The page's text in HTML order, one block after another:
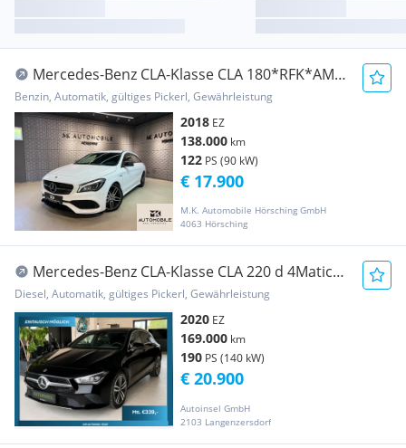
Mercedes-Benz CLA-Klasse CLA 180*RFK*AMG
LINE*ALCANTARA*AMBIENTE*NAVI*HA...
Benzin, Automatik, gültiges Pickerl, Gewährleistung
2018 EZ
138.000 km
122 PS (90 kW)
M.K. Automobile Hörsching GmbH
4063 Hörsching
€ 17.900
Mercedes-Benz CLA-Klasse CLA 220 d 4Matic
AUT. AHK Kamera
Diesel, Automatik, gültiges Pickerl, Gewährleistung
2020 EZ
169.000 km
190 PS (140 kW)
Autoinsel GmbH
2103 Langenzersdorf
€ 20.900